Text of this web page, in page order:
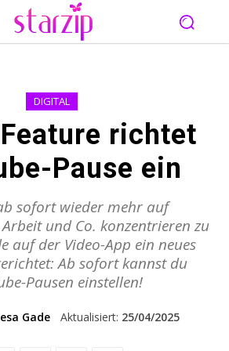
DIGITAL
richtet
Pause ein
sofort wieder mehr auf
und Co. konzentrieren zu
auf der Video-App ein neues
Ab sofort kannst du
Pausen einstellen!
Gade Aktualisiert: 25/04/2025